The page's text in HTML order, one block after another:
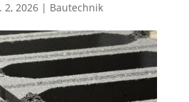
2, 2026| Bautechnik